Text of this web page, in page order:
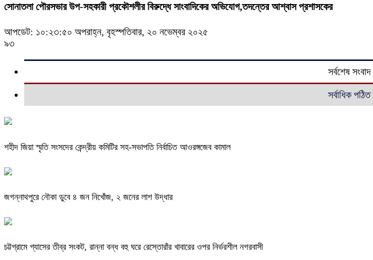
সোনাতলা পৌরসভার উপ-সহকারী প্রকৌশলীর বিরুদ্ধে সাংবাদিকের অভিযোগ,তদন্তের আশ্বাস প্রশাসকের
আপডেট: ১০:২৩:৫০ অপরাহ্ন, বৃহস্পতিবার, ২০ নভেম্বর ২০২৫
৯৩
সর্বশেষ সংবাদ
সর্বাধিক পঠিত
শহীদ জিয়া স্মৃতি সংসদের কেন্দ্রীয় কমিটির সহ-সভাপতি নির্বাচিত আওরঙ্গজেব কামাল
জগন্নাথপুরে নৌকা ডুবে ৪ জন নিখোঁজ, ২ জনের লাশ উদ্ধার
চট্টগ্রামে গ্যাসের তীব্র সংকট, রান্না বন্ধ বহু ঘরে রেস্তোরাঁর খাবারের ওপর নির্ভরশীল নগরবাসী